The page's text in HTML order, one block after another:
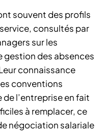
souvent des profils
consultés par
sur les
gestion des absences
connaissance
conventions
l’entreprise en fait
à remplacer, ce
négociation salariale